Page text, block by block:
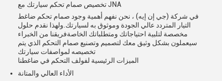
تخصيص صمام تحكم سيارتك مع JNA
في شركة (جي إن إيه) ، نحن نفهم أهمية وجود صمام تحكم ضاغط
التيار المتردد عالي الجودة وموثوق به لسيارتك.ولهذا نقدم حلول
مخصصة لتلبية احتياجاتك ومتطلباتك الخاصةفريقنا من الخبراء
سيعملون بشكل وثيق معك لتصميم وتصنيع صمام التحكم الذي يتم
تخصيصه لمواصفات سيارتك
الميزات الرئيسية لفولف التحكم في ضاغطنا
الأداء العالي والمتانة